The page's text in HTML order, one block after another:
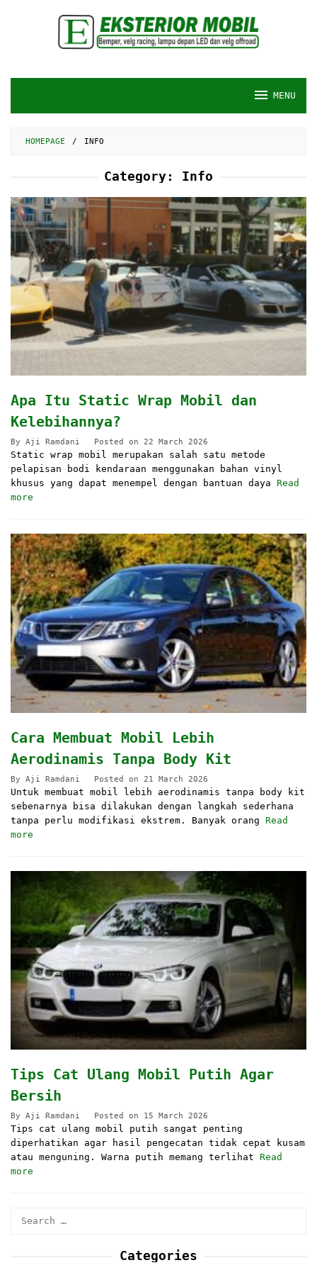
MENU
HOMEPAGE / INFO
Category: Info
Apa Itu Static Wrap Mobil dan
Kelebihannya?
By Aji Ramdani Posted on 22 March 2026
Static wrap mobil merupakan salah satu metode
pelapisan bodi kendaraan menggunakan bahan vinyl
khusus yang dapat menempel dengan bantuan daya Read
more
Cara Membuat Mobil Lebih
Aerodinamis Tanpa Body Kit
By Aji Ramdani Posted on 21 March 2026
Untuk membuat mobil lebih aerodinamis tanpa body kit
sebenarnya bisa dilakukan dengan langkah sederhana
tanpa perlu modifikasi ekstrem. Banyak orang Read
more
Tips Cat Ulang Mobil Putih Agar
Bersih
By Aji Ramdani Posted on 15 March 2026
Tips cat ulang mobil putih sangat penting
diperhatikan agar hasil pengecatan tidak cepat kusam
atau menguning. Warna putih memang terlihat Read
more
Categories